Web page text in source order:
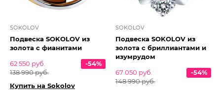
SOKOLOV
Подвеска SOKOLOV из
золота с фианитами
62 550 руб.
138 990 руб.
-54%
Купить на Sokolov
SOKOLOV
Подвеска SOKOLOV из
золота с бриллиантами и
изумрудом
67 050 руб.
148 990 руб.
-54%